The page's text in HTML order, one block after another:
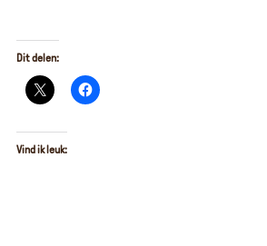
Dit delen:
Vind ik leuk: